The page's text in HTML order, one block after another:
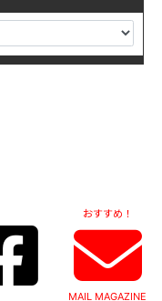
おすすめ！
MAIL MAGAZINE